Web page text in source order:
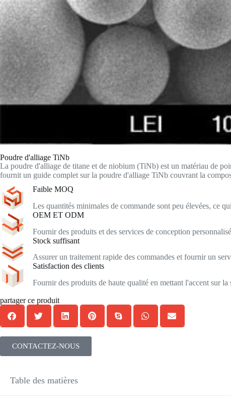
Poudre d'alliage TiNb
La poudre d'alliage de titane et de niobium (TiNb) est un matériau de
fournit un guide complet sur la poudre d'alliage TiNb couvrant la
Faible MOQ
Les quantités minimales de commande sont peu élevées, ce
OEM ET ODM
Fournir des produits et des services de conception
Stock suffisant
Assurer un traitement rapide des commandes et fournir un
Satisfaction des clients
Fournir des produits de haute qualité en mettant l'accent sur
partager ce produit
CONTACTEZ-NOUS
Table des matières